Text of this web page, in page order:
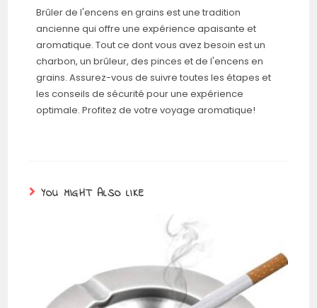
Brûler de l'encens en grains est une tradition
ancienne qui offre une expérience apaisante et
aromatique. Tout ce dont vous avez besoin est un
charbon, un brûleur, des pinces et de l'encens en
grains. Assurez-vous de suivre toutes les étapes et
les conseils de sécurité pour une expérience
optimale. Profitez de votre voyage aromatique!
YOU MIGHT ALSO LIKE